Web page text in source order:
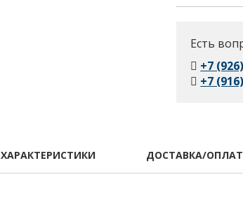
Есть
+7
+7
ХАРАКТЕРИСТИКИ ДОСТАВКА/